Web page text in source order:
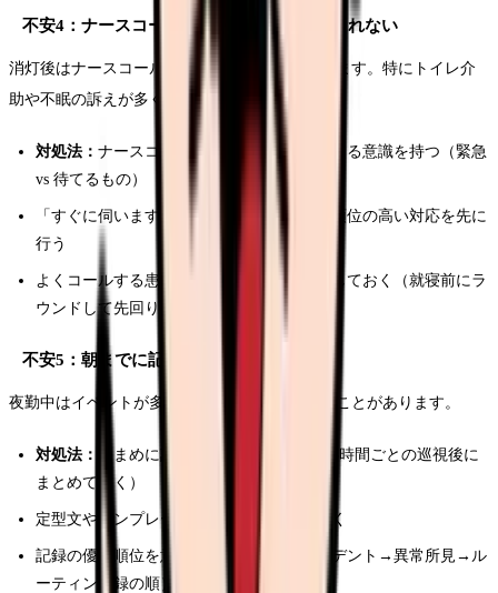
不安4：ナースコールが鳴りすぎて対応しきれない
消灯後はナースコールが集中する時間帯があります。特にトイレ介
助や不眠の訴えが多くなります。
対処法： ナースコールの内容をトリアージする意識を持つ（緊急
vs 待てるもの）
「すぐに伺います」と声をかけてから優先順位の高い対応を先に
行う
よくコールする患者さんのパターンを把握しておく（就寝前にラ
ウンドして先回りする）
不安5：朝までに記録が終わらないかも
夜勤中はイベントが多く、記録が追いつかないことがあります。
対処法：
こまめに記録する習慣をつける（3時間ごとの巡視後に
まとめて書く）
定型文やテンプレートを事前に準備しておく
記録の優先順位を意識する（急変・インシデント→異常所見→ル
ーティン記録の順）